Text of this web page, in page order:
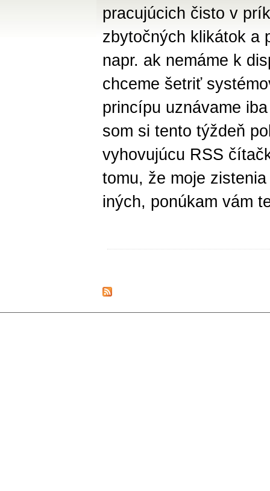
pracujúcich čisto v
zbytočných klikátok a
napr. ak nemáme k
chceme šetriť
princípu uznávame
som si tento týždeň
vyhovujúcu RSS
tomu, že moje
iných, ponúkam vám